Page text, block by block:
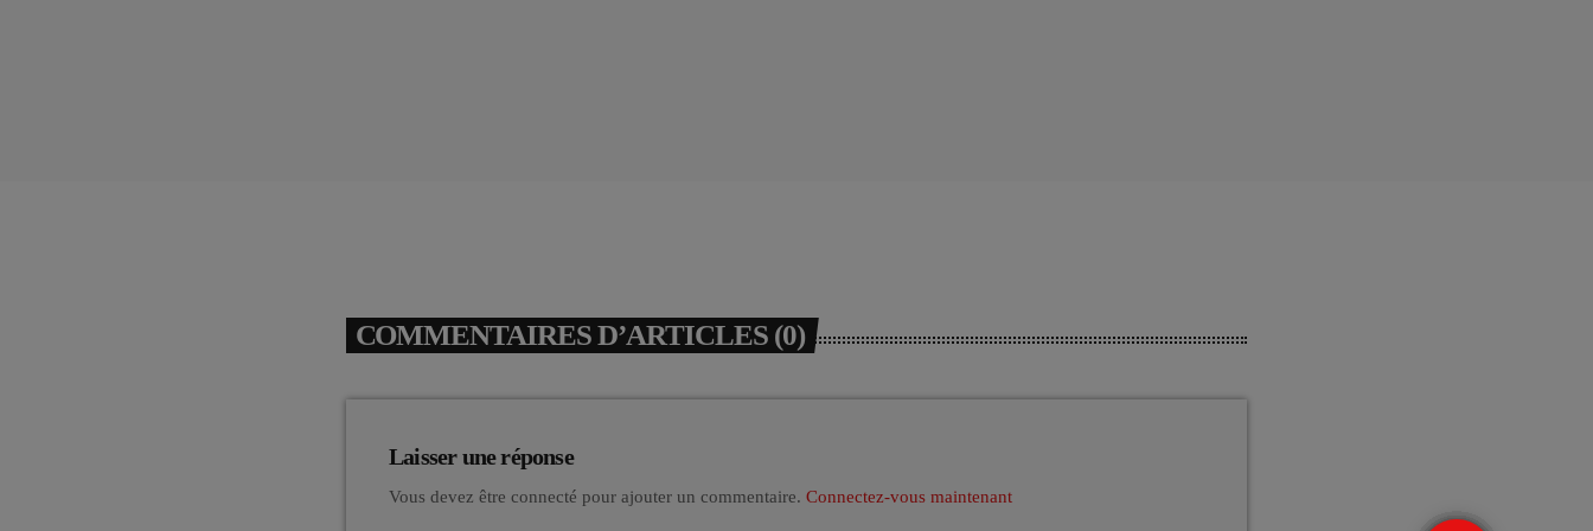
COMMENTAIRES D’ARTICLES (0)
Laisser une réponse
Vous devez être connecté pour ajouter un commentaire. Connectez-vous maintenant